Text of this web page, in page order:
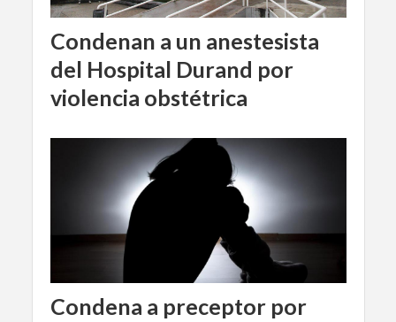
Condenan a un anestesista
del Hospital Durand por
violencia obstétrica
Condena a preceptor por